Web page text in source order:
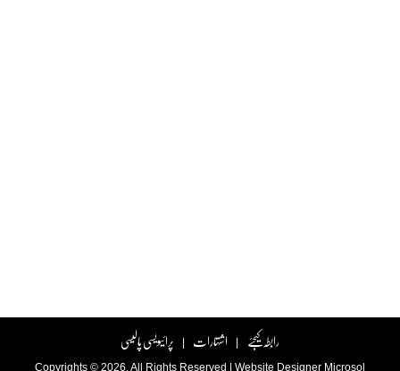
رابطہ کیجئے اشتہارات پرائیویسی پالیسی
Copyrights © 2026. All Rights Reserved | Website Designer Microsol